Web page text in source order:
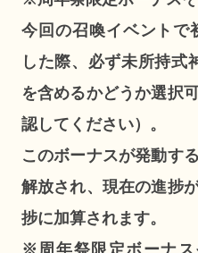
今回の召喚イベントで
した際、必ず未所持式
を含めるかどうか選択
認してください）。
このボーナスが発動す
解放され、現在の進捗
捗に加算されます。
※周年祭限定ボーナ